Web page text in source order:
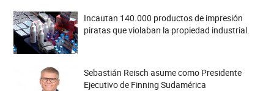
Incautan 140.000 productos de impresión
piratas que violaban la propiedad industrial.
Sebastián Reisch asume como Presidente
Ejecutivo de Finning Sudamérica